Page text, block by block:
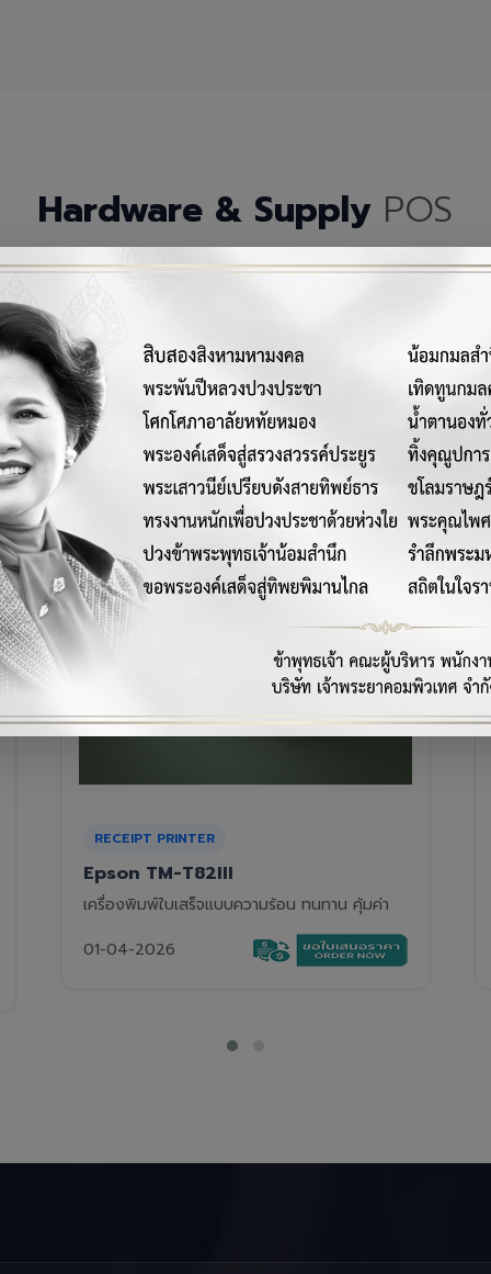
Hardware & Supply POS
ณ์เครื่องมือฮาร์ดแวร์และวัสดุสิ้นเปลืองคุณภาพสูงสำหรับระบบ
RECEIPT PRINTER
Epson TM-T88VII
เครื่องพิมพ์ใบเสร็จความร้อนรุ่นท็อป ความเร็วสูง
01-04-2026